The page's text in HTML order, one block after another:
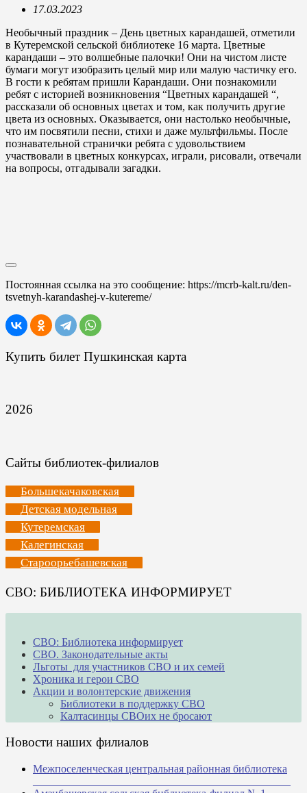
17.03.2023
Необычный праздник – День цветных карандашей, отметили
в Кутеремской сельской библиотеке 16 марта. Цветные
карандаши – это волшебные палочки! Они на чистом листе
бумаги могут изобразить целый мир или малую частичку его.
В гости к ребятам пришли Карандаши. Они познакомили
ребят с историей возникновения “Цветных карандашей “,
рассказали об основных цветах и том, как получить другие
цвета из основных. Оказывается, они настолько необычные,
что им посвятили песни, стихи и даже мультфильмы. После
познавательной странички ребята с удовольствием
участвовали в цветных конкурсах, играли, рисовали, отвечали
на вопросы, отгадывали загадки.
Постоянная ссылка на это сообщение: https://mcrb-kalt.ru/den-
tsvetnyh-karandashej-v-kutereme/
Купить билет Пушкинская карта
2026
Сайты библиотек-филиалов
Большекачаковская
Детская модельная
Кутеремская
Калегинская
Староорьебашевская
СВО: БИБЛИОТЕКА ИНФОРМИРУЕТ
СВО: Библиотека информирует
СВО. Законодательные акты
Льготы для участников СВО и их семей
Хроника и герои СВО
Акции и волонтерские движения
Библиотеки в поддержку СВО
Калтасинцы СВОих не бросают
Новости наших филиалов
Межпоселенческая центральная районная библиотека